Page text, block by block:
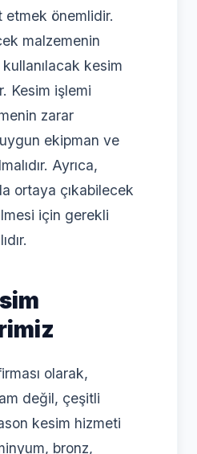
önemlidir.
malzemenin
kullanılacak kesim
Kesim işlemi
zarar
ekipman ve
Ayrıca,
ortaya çıkabilecek
için gerekli
olarak,
değil, çeşitli
kesim hizmeti
bronz,